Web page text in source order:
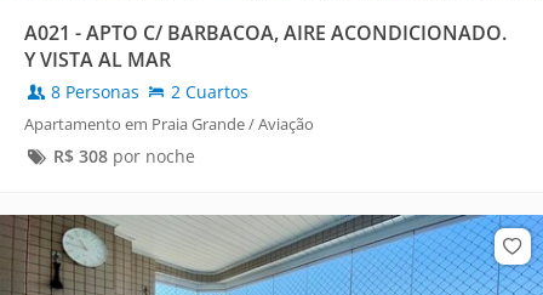
A021 - APTO C/ BARBACOA, AIRE ACONDICIONADO.
Y VISTA AL MAR
8 Personas 2 Cuartos
Apartamento em Praia Grande / Aviação
R$ 308por noche